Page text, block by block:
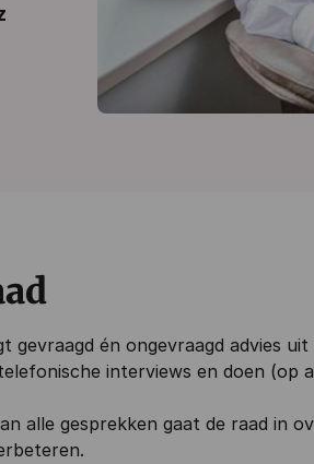
gevraagd én ongevraagd advies
interviews en doen (op
alle gesprekken gaat de raad in